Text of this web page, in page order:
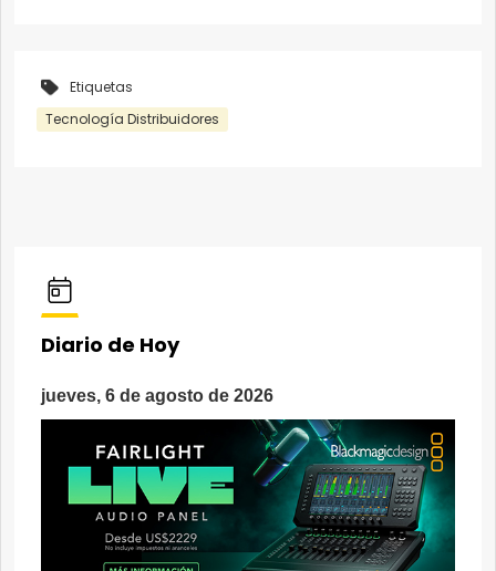
Etiquetas
Tecnología Distribuidores
Diario de Hoy
jueves, 6 de agosto de 2026